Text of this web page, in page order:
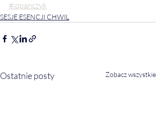
#iqpanczyk
SESJE ESENCJI CHWIL
Ostatnie posty Zobacz wszystkie